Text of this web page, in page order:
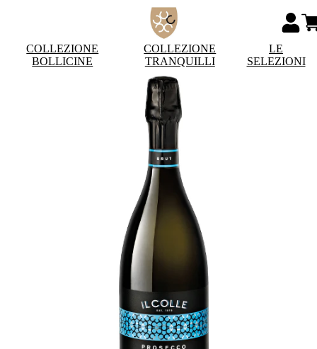
COLLEZIONE
BOLLICINE
COLLEZIONE
TRANQUILLI
LE
SELEZIONI